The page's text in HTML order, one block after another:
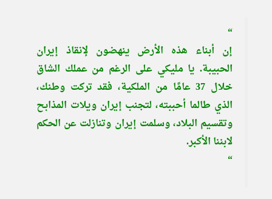
“
إن أبناء هذه الأرض ينهضون لإنقاذ إيران
الحبيبة. يا مليكي على الرغم من عملك الشاق
خلال 37 عامًا من الملكية، فقد تركت وطنك،
الذي طالما أحببته، لتجنب إيران ويلات المذابح
وتقسيم البلاد، وسلمت إيران وتنازلت عن الحكم
لابننا الأكبر.
“